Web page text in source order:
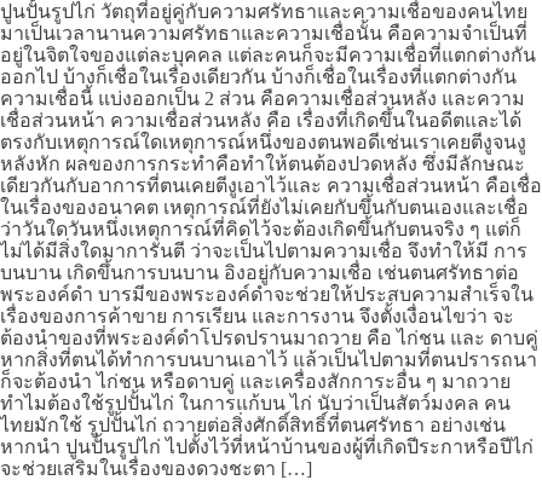
ปูนปั้นรูปไก่ วัตถุที่อยู่คู่กับความศรัทธาและความเชื่อของคนไทย
มาเป็นเวลานานความศรัทธาและความเชื่อนั้น คือความจำเป็นที่
อยู่ในจิตใจของแต่ละบุคคล แต่ละคนก็จะมีความเชื่อที่แตกต่างกัน
ออกไป บ้างก็เชื่อในเรื่องเดียวกัน บ้างก็เชื่อในเรื่องที่แตกต่างกัน
ความเชื่อนี้ แบ่งออกเป็น 2 ส่วน คือความเชื่อส่วนหลัง และความ
เชื่อส่วนหน้า ความเชื่อส่วนหลัง คือ เรื่องที่เกิดขึ้นในอดีตและได้
ตรงกับเหตุการณ์ใดเหตุการณ์หนึ่งของตนพอดีเช่นเราเคยตีงูจนงู
หลังหัก ผลของการกระทำคือทำให้ตนต้องปวดหลัง ซึ่งมีลักษณะ
เดียวกันกับอาการที่ตนเคยตีงูเอาไว้และ ความเชื่อส่วนหน้า คือเชื่อ
ในเรื่องของอนาคต เหตุการณ์ที่ยังไม่เคยกับขึ้นกับตนเองและเชื่อ
ว่าวันใดวันหนึ่งเหตุการณ์ที่คิดไว้จะต้องเกิดขึ้นกับตนจริง ๆ แต่ก็
ไม่ได้มีสิ่งใดมาการันตี ว่าจะเป็นไปตามความเชื่อ จึงทำให้มี การ
บนบาน เกิดขึ้นการบนบาน อิงอยู่กับความเชื่อ เช่นตนศรัทธาต่อ
พระองค์ดำ บารมีของพระองค์ดำจะช่วยให้ประสบความสำเร็จใน
เรื่องของการค้าขาย การเรียน และการงาน จึงตั้งเงื่อนไขว่า จะ
ต้องนำของที่พระองค์ดำโปรดปรานมาถวาย คือ ไก่ชน และ ดาบคู่
หากสิ่งที่ตนได้ทำการบนบานเอาไว้ แล้วเป็นไปตามที่ตนปรารถนา
ก็จะต้องนำ ไก่ชน หรือดาบคู่ และเครื่องสักการะอื่น ๆ มาถวาย
ทำไมต้องใช้รูปปั้นไก่ ในการแก้บน ไก่ นับว่าเป็นสัตว์มงคล คน
ไทยมักใช้ รูปปั้นไก่ ถวายต่อสิ่งศักดิ์สิทธิ์ที่ตนศรัทธา อย่างเช่น
หากนำ ปูนปั้นรูปไก่ ไปตั้งไว้ที่หน้าบ้านของผู้ที่เกิดปีระกาหรือปีไก่
จะช่วยเสริมในเรื่องของดวงชะตา […]